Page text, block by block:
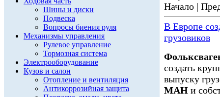
Шины и диски
Подвеска
Вопросы биения руля
Механизмы управления
Рулевое управление
Тормозная система
Электрооборудование
Кузов и салон
Отопление и вентиляция
Антикоррозийная защита
Начало |
В Европе
грузовиков
создать
выпуску
МАН и